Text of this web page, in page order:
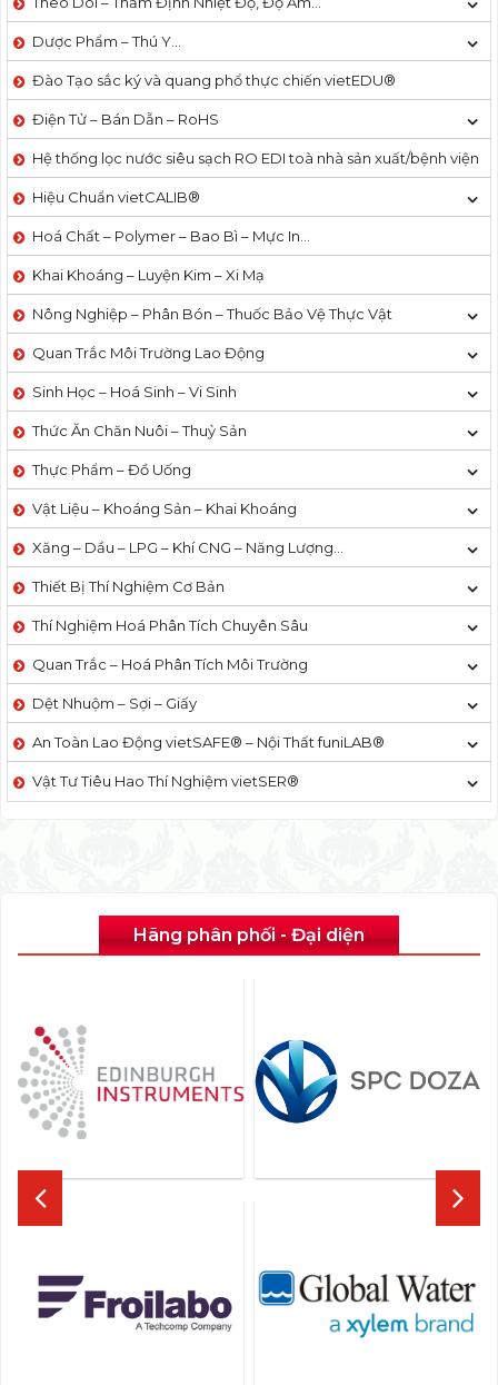
Dược Phẩm – Thú Y…
Đào Tạo sắc ký và quang phổ thực chiến vietEDU®
Điện Tử – Bán Dẫn – RoHS
Hệ thống lọc nước siêu sạch RO EDI​​ toà nhà sản xuất/bệnh viện
Hiệu Chuẩn vietCALIB®
Hoá Chất – Polymer – Bao Bì – Mực In…
Khai Khoáng – Luyện Kim – Xi Mạ
Nông Nghiệp – Phân Bón – Thuốc Bảo Vệ Thực Vật
Quan Trắc Môi Trường Lao Động
Sinh Học – Hoá Sinh – Vi Sinh
Thức Ăn Chăn Nuôi – Thuỷ Sản
Thực Phẩm – Đồ Uống
Vật Liệu – Khoáng Sản – Khai Khoáng
Xăng – Dầu – LPG – Khí CNG – Năng Lượng…
Thiết Bị Thí Nghiệm Cơ Bản
Thí Nghiệm Hoá Phân Tích Chuyên Sâu
Quan Trắc – Hoá Phân Tích Môi Trường
Dệt Nhuộm – Sợi – Giấy
An Toàn Lao Động vietSAFE® – Nội Thất funiLAB®
Vật Tư Tiêu Hao Thí Nghiệm vietSER®
Hãng phân phối - Đại diện